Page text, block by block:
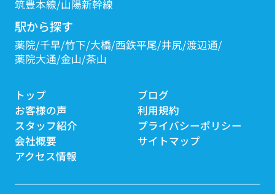
筑豊本線 山陽新幹線
駅から探す
薬院 千早 竹下 大橋 西鉄平尾 井尻 渡辺通
薬院大通 金山 茶山
トップ
お客様の声
スタッフ紹介
会社概要
アクセス情報
ブログ
利用規約
プライバシーポリシー
サイトマップ